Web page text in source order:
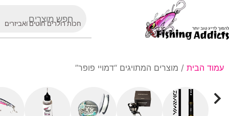
חכות רולרים חוטים ואביזרים
עמוד הבית / מוצרים המתויגים “דמויי פופר”